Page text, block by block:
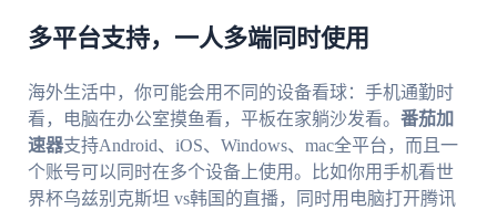
多平台支持，一人多端同时使用
海外生活中，你可能会用不同的设备看球：手机通勤时
看，电脑在办公室摸鱼看，平板在家躺沙发看。 番茄加
速器支持Android、iOS、Windows、mac全平台，而且一
个账号可以同时在多个设备上使用。比如你用手机看世
界杯乌兹别克斯坦 vs韩国的直播，同时用电脑打开腾讯